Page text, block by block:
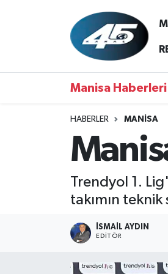
Manisa Haberleri
HABERLER MANİSA
Trendyol 1.
takımın
İSMAIL AYDIN
EDITÖR
MANİSA
RESMİ REKLAM
Hava Durumu
Tüm Manşetler
Haber Arşivi